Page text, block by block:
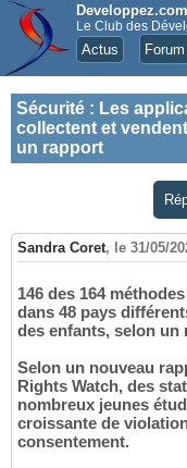
Developpez.com
Le Club des
Actus
Sécurité : Les
collectent et
un rapport
Sandra Coret, le 31/05/
146 des 164
dans 48 pays
des enfants, selon un
Selon un nouveau
Rights Watch, des
nombreux jeunes
croissante de
consentement.